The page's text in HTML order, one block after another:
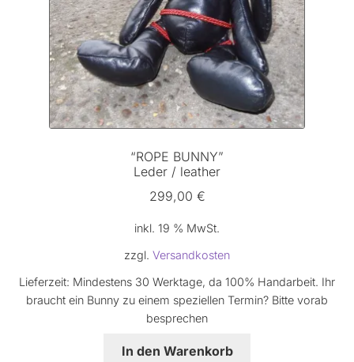
“ROPE BUNNY”
Leder / leather
299,00 €
inkl. 19 % MwSt.
zzgl. Versandkosten
Lieferzeit: Mindestens 30 Werktage, da 100% Handarbeit. Ihr
braucht ein Bunny zu einem speziellen Termin? Bitte vorab
besprechen
In den Warenkorb